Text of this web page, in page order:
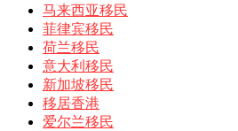
马来西亚移民
菲律宾移民
荷兰移民
意大利移民
新加坡移民
移居香港
爱尔兰移民